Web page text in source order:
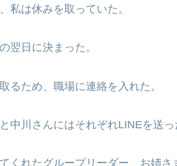
私は休みを取っていた。
翌日に決まった。
るため、職場に連絡を入れた。
中川さんにはそれぞれLINEを送っ
くれたグループリーダー、お姉さ